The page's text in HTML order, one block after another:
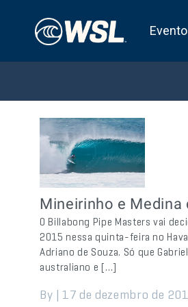
Mineirinho e
O Billabong Pipe Masters vai
2015 nessa quinta-feira no
Adriano de Souza. Só que
australiano e […]
By | 17 de dezembro de